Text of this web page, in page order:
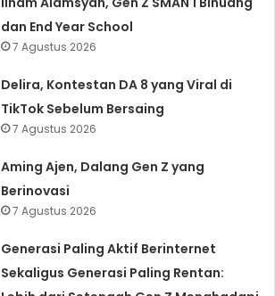
dan End Year School
7 Agustus 2026
Delira, Kontestan DA 8 yang Viral di
TikTok Sebelum Bersaing
7 Agustus 2026
Aming Ajen, Dalang Gen Z yang
Berinovasi
7 Agustus 2026
Generasi Paling Aktif Berinternet
Sekaligus Generasi Paling Rentan: